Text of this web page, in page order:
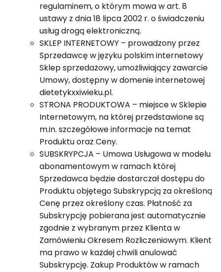
regulaminem, o którym mowa w art. 8
ustawy z dnia 18 lipca 2002 r. o świadczeniu
usług drogą elektroniczną.
SKLEP INTERNETOWY – prowadzony przez
Sprzedawcę w języku polskim internetowy
Sklep sprzedażowy, umożliwiający zawarcie
Umowy, dostępny w domenie internetowej
dietetykxxiwieku.pl.
STRONA PRODUKTOWA – miejsce w Sklepie
Internetowym, na której przedstawione są
m.in. szczegółowe informacje na temat
Produktu oraz Ceny.
SUBSKRYPCJA – Umowa Usługowa w modelu
abonamentowym w ramach której
Sprzedawca będzie dostarczał dostępu do
Produktu objętego Subskrypcją za określoną
Cenę przez określony czas. Płatność za
Subskrypcję pobierana jest automatycznie
zgodnie z wybranym przez Klienta w
Zamówieniu Okresem Rozliczeniowym. Klient
ma prawo w każdej chwili anulować
Subskrypcję. Zakup Produktów w ramach